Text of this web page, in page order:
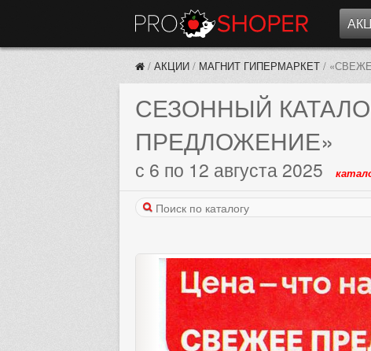
/ АКЦИИ / МАГНИТ ГИПЕРМАРКЕТ /
СЕЗОННЫЙ
ПРЕДЛОЖЕНИЕ»
с 6 по 12 августа 2025